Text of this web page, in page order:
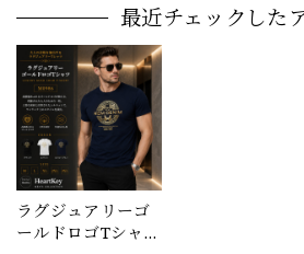
最近チェックした
ラグジュアリーゴ
ールドロゴTシャツ